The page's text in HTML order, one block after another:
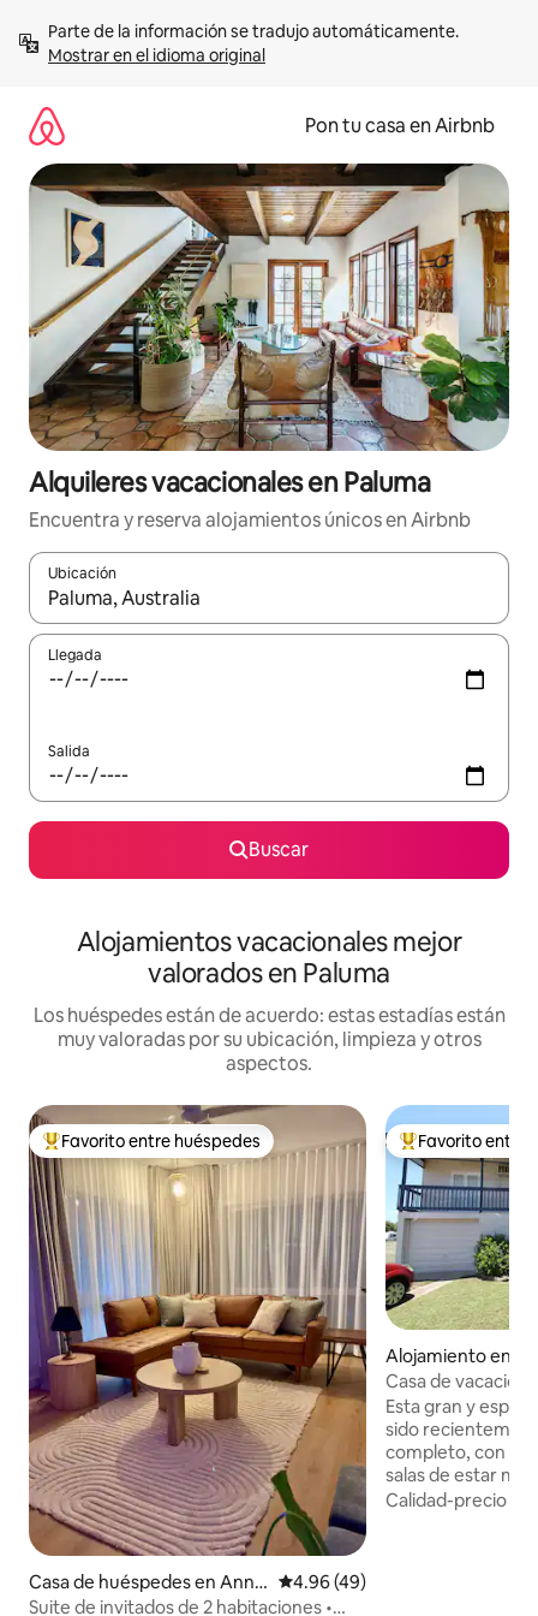
contenidoMostrar en el idioma original
Pon tu casa en Airbnb
Alquileres vacacionales en Paluma
Encuentra y reserva alojamientos únicos en Airbnb
Ubicación
Cuando los resultados estén disponibles, navega con las
Llegada
Salida
Buscar
Alojamientos vacacionales mejor
valorados en Paluma
Los huéspedes están de acuerdo: estas estadías están
muy valoradas por su ubicación, limpieza y otros
aspectos.
Favorito entre huéspedes preferido
Favorito entre huéspedes
Casa de huéspedes en Anna
ndale
Calificación promedio: 4.96 de
4.96 (49)
Suite de invitados de 2 habitaciones •
Favorito entre
Favorito entre
Alojamiento en
h
Casa de
Forrest Beach
Esta gran y
sido
completo, con
salas de estar
una casa normal. Esto proporciona
Calidad-precio